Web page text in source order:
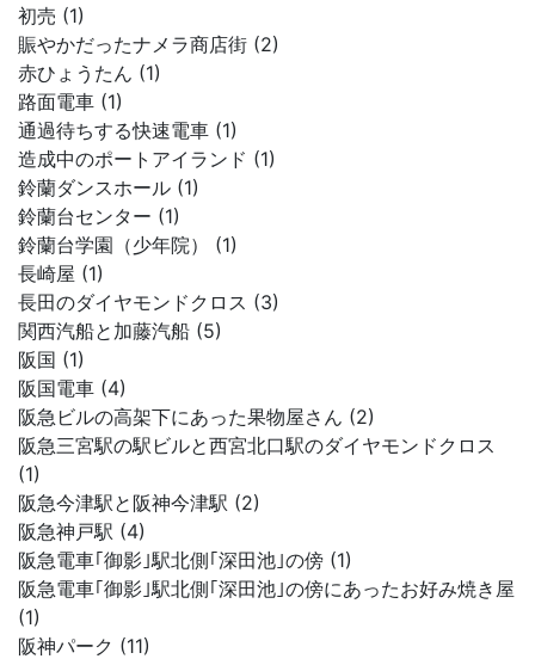
初売 (1)
賑やかだったナメラ商店街 (2)
赤ひょうたん (1)
路面電車 (1)
通過待ちする快速電車 (1)
造成中のポートアイランド (1)
鈴蘭ダンスホール (1)
鈴蘭台センター (1)
鈴蘭台学園（少年院） (1)
長崎屋 (1)
長田のダイヤモンドクロス (3)
関西汽船と加藤汽船 (5)
阪国 (1)
阪国電車 (4)
阪急ビルの高架下にあった果物屋さん (2)
阪急三宮駅の駅ビルと西宮北口駅のダイヤモンドクロス
(1)
阪急今津駅と阪神今津駅 (2)
阪急神戸駅 (4)
阪急電車｢御影｣駅北側｢深田池｣の傍 (1)
阪急電車｢御影｣駅北側｢深田池｣の傍にあったお好み焼き屋
(1)
阪神パーク (11)